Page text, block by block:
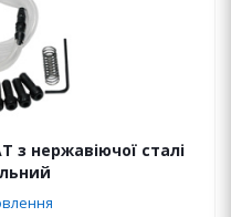
з нержавіючої сталі